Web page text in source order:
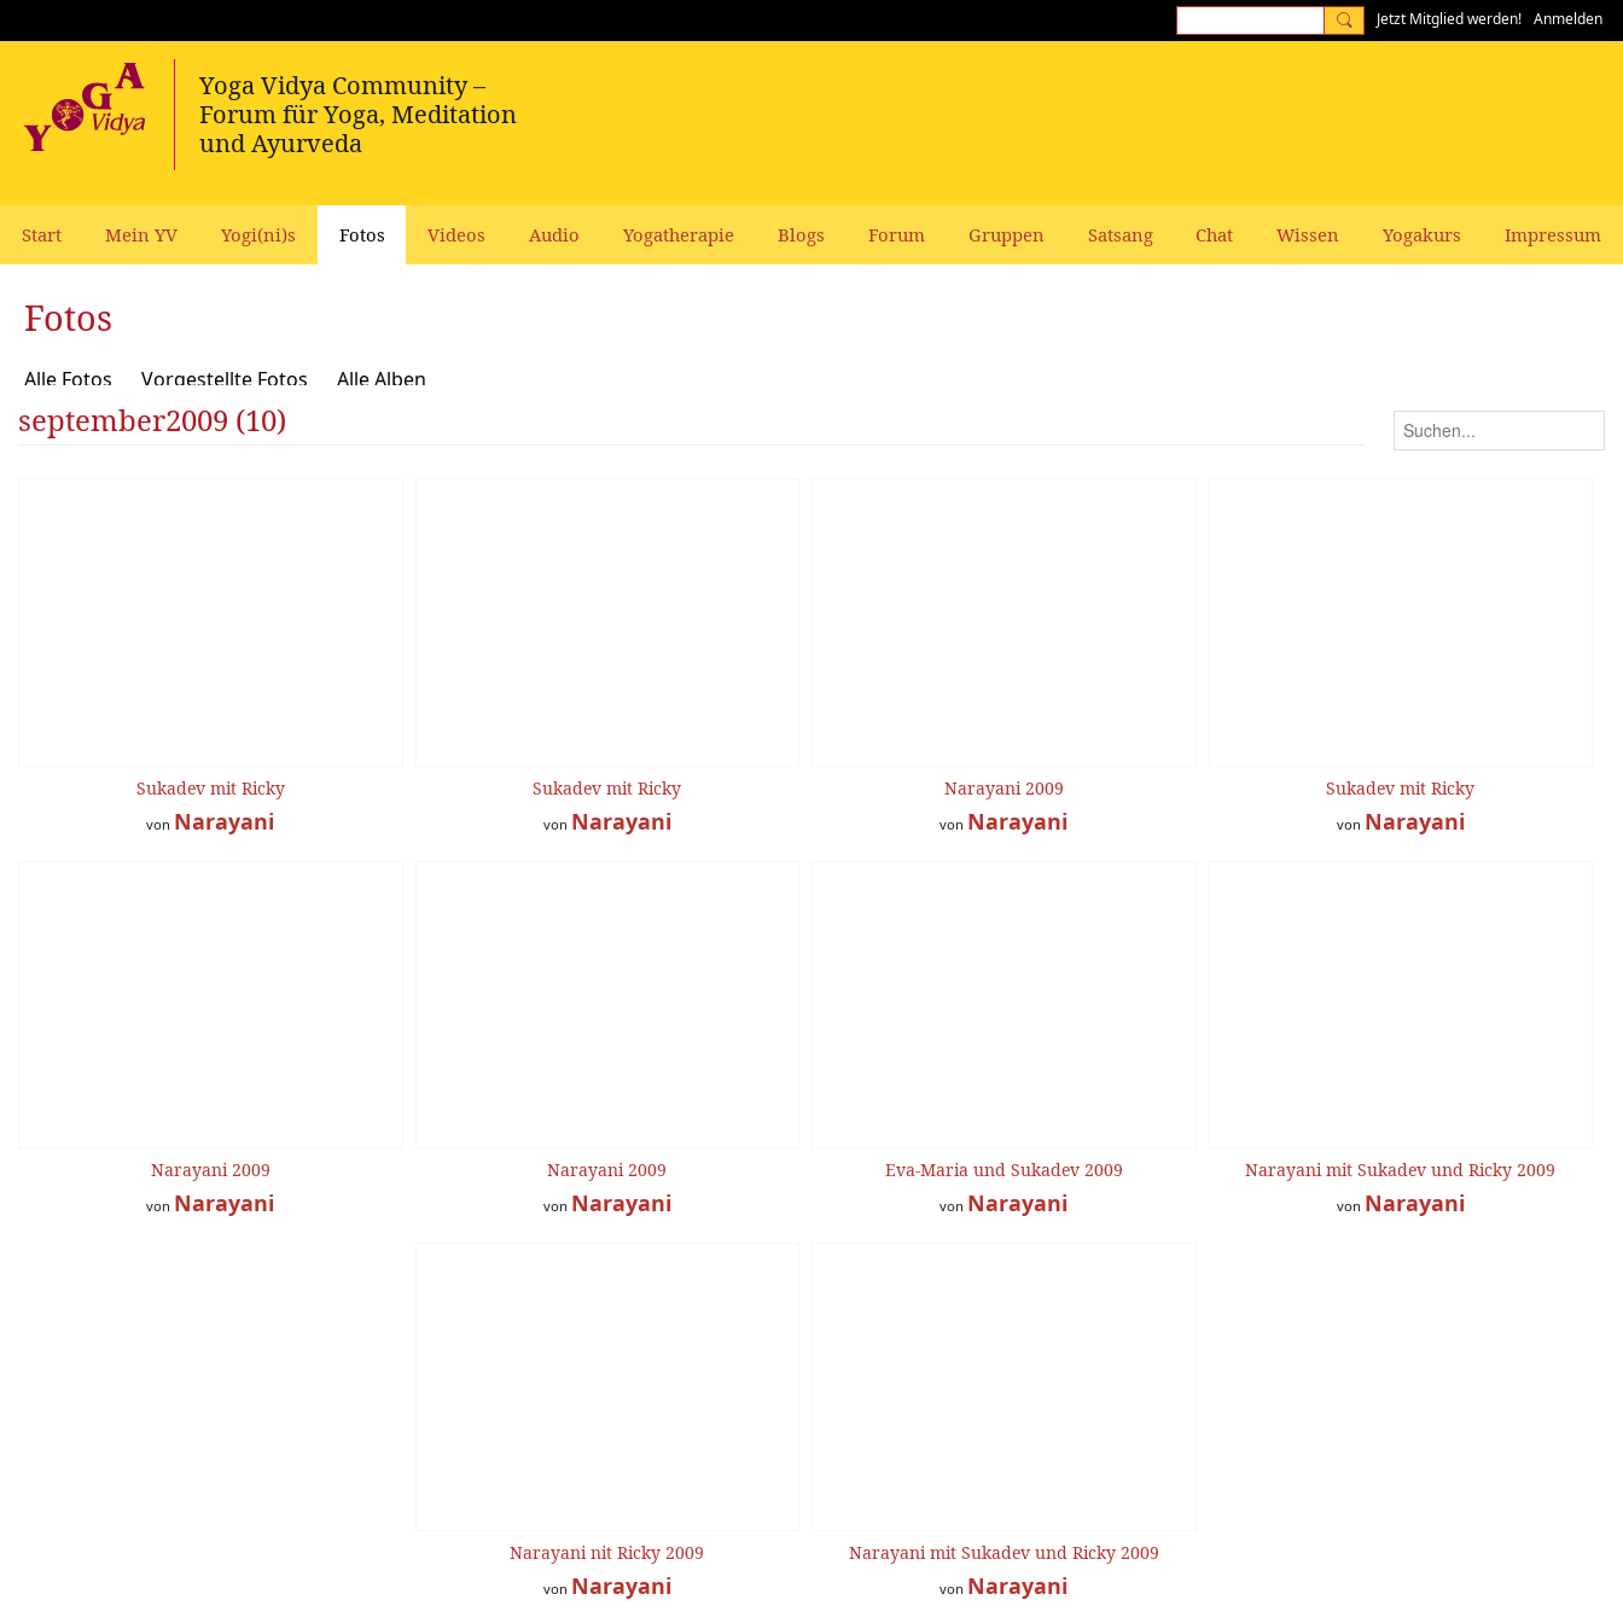
Jetzt Mitglied werden! Anmelden
Start Mein YV Yogi(ni)s Fotos Videos Audio Yogatherapie Blogs Forum Gruppen Satsang Chat Wissen Yogakurs Impressum
Fotos
Alle Fotos Vorgestellte Fotos Alle Alben
september2009 (10)
Sukadev mit Ricky
von Narayani
Sukadev mit Ricky
von Narayani
Narayani 2009
von Narayani
Sukadev mit Ricky
von Narayani
Narayani 2009
von Narayani
Narayani 2009
von Narayani
Eva-Maria und Sukadev 2009
von Narayani
Narayani mit Sukadev und Ricky 2009
von Narayani
Narayani nit Ricky 2009
von Narayani
Narayani mit Sukadev und Ricky 2009
von Narayani